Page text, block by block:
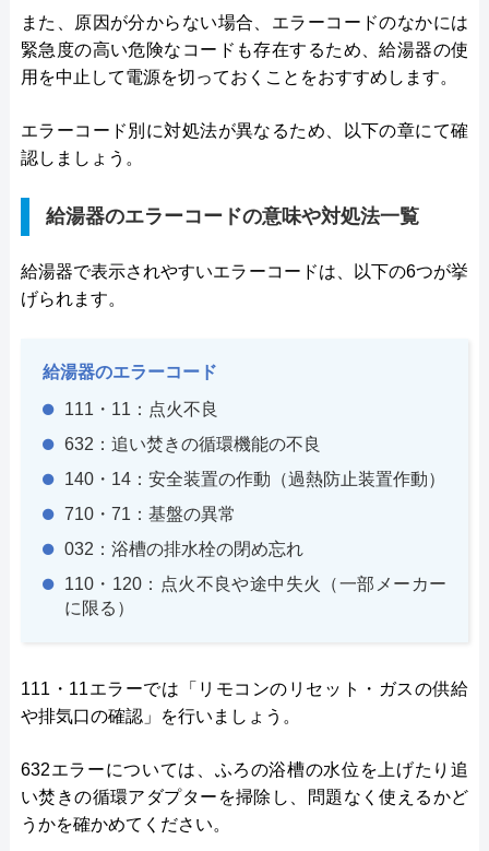
また、原因が分からない場合、エラーコードのなかには
緊急度の高い危険なコードも存在するため、給湯器の使
用を中止して電源を切っておくことをおすすめします。
エラーコード別に対処法が異なるため、以下の章にて確
認しましょう。
給湯器のエラーコードの意味や対処法一覧
給湯器で表示されやすいエラーコードは、以下の6つが挙
げられます。
給湯器のエラーコード
111・11：点火不良
632：追い焚きの循環機能の不良
140・14：安全装置の作動（過熱防止装置作動）
710・71：基盤の異常
032：浴槽の排水栓の閉め忘れ
110・120：点火不良や途中失火（一部メーカー
に限る）
111・11エラーでは「リモコンのリセット・ガスの供給
や排気口の確認」を行いましょう。
632エラーについては、ふろの浴槽の水位を上げたり追
い焚きの循環アダプターを掃除し、問題なく使えるかど
うかを確かめてください。